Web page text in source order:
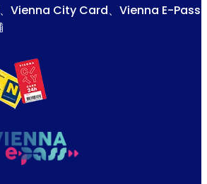
Vienna City Card、Vienna E-Pass